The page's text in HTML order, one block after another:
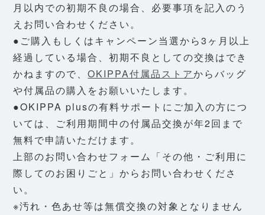
月以内での初期不良の場合、必要事項を記入のう
えお問い合わせください。
●ご購入もしくはキャンペーン当選から3ヶ月以上
経過している場合、初期不良としての交換はでき
かねますので、OKIPPA付属品ストアからバッグ
や付属品の購入をお願いいたします。
●OKIPPA plusの有料サポートにご加入の方につ
いては、ご利用期間中の付属品交換が年2回まで
無料で申請いただけます。
上部のお問い合わせフォーム「その他・ご利用に
際してのお困りごと」からお問い合わせくださ
い。
※汚れ・色あせ等は無償交換の対象となりません